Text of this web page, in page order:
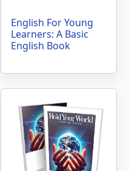
English For Young
Learners: A Basic
English Book